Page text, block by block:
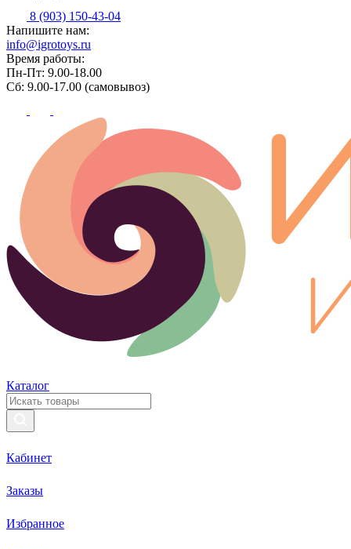
8 (903) 150-43-04
Напишите нам:
info@igrotoys.ru
Время работы:
Пн-Пт: 9.00-18.00
Сб: 9.00-17.00 (самовывоз)
Каталог
Кабинет
Заказы
Избранное